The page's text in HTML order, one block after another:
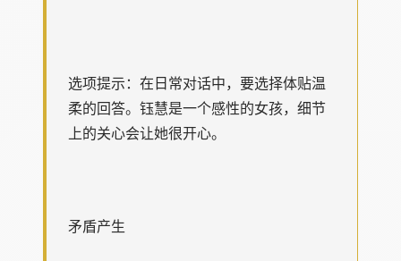
选项提示：在日常对话中，要选择体贴温
柔的回答。钰慧是一个感性的女孩，细节
上的关心会让她很开心。
矛盾产生